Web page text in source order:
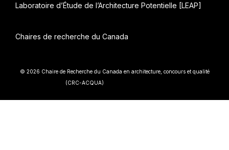
Laboratoire d’Étude de l’Architecture Potentielle [LEAP]
Chaires de recherche du Canada
© 2026 Chaire de Recherche du Canada en architecture, concours et qualité
(CRC-ACQUA)